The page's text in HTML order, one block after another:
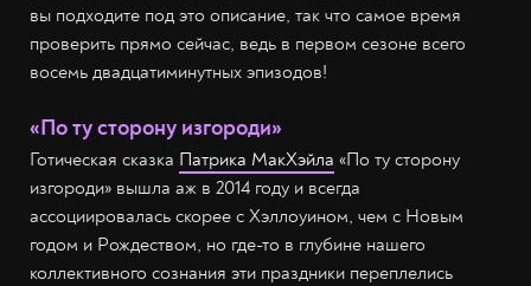
вы подходите под это описание, так что самое время
проверить прямо сейчас, ведь в первом сезоне всего
восемь двадцатиминутных эпизодов!
«По ту сторону изгороди»
Готическая сказка Патрика МакХэйла «По ту сторону
изгороди» вышла аж в 2014 году и всегда
ассоциировалась скорее с Хэллоуином, чем с Новым
годом и Рождеством, но где-то в глубине нашего
коллективного сознания эти праздники переплелись